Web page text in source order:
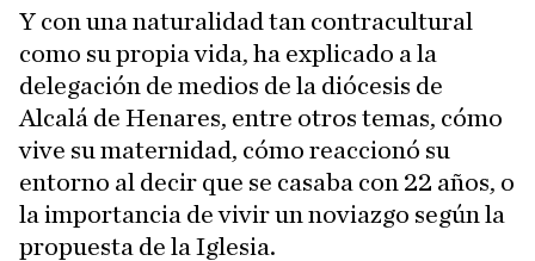
Y con una naturalidad tan contracultural
como su propia vida, ha explicado a la
delegación de medios de la diócesis de
Alcalá de Henares, entre otros temas, cómo
vive su maternidad, cómo reaccionó su
entorno al decir que se casaba con 22 años, o
la importancia de vivir un noviazgo según la
propuesta de la Iglesia.